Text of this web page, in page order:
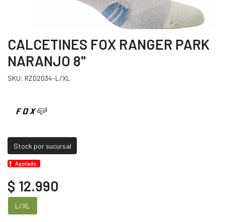
CALCETINES FOX RANGER PARK
NARANJO 8"
SKU: RZ02034-L/XL
Stock por sucursal
Agotado.
$ 12.990
L/XL